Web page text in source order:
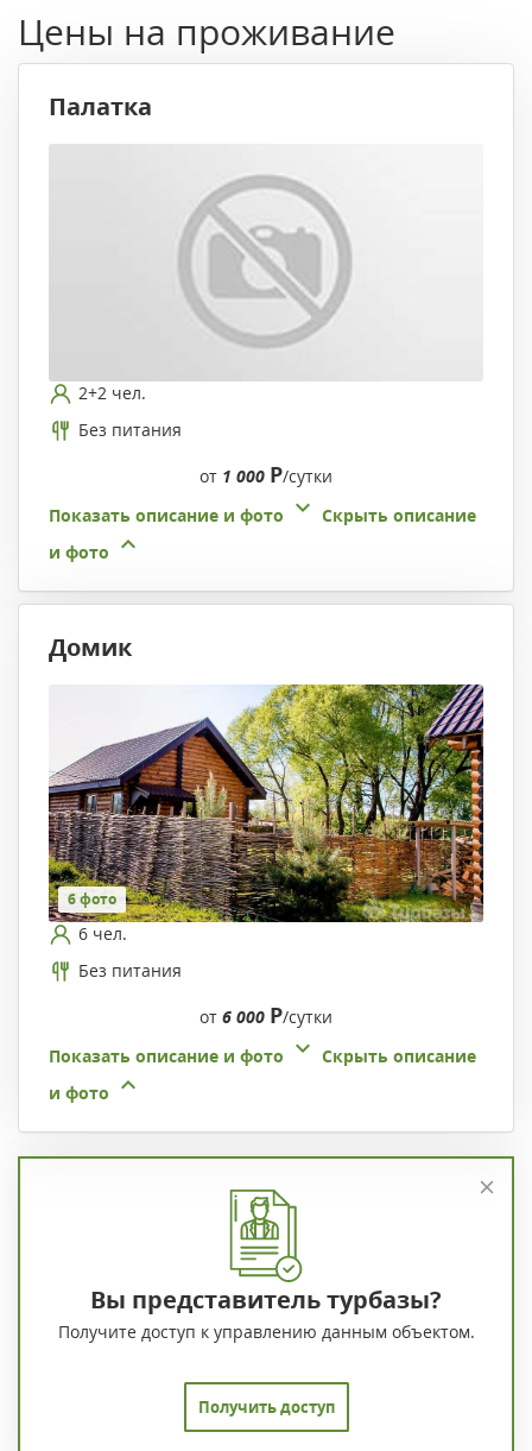
Цены на проживание
Палатка
2+2 чел.
Без питания
от 1 000 Р/сутки
Показать описание и фото
Скрыть описание
и фото
Домик
6 фото
6 чел.
Без питания
от 6 000 Р/сутки
Показать описание и фото
Скрыть описание
и фото
Вы представитель турбазы?
Получите доступ к управлению данным объектом.
Получить доступ